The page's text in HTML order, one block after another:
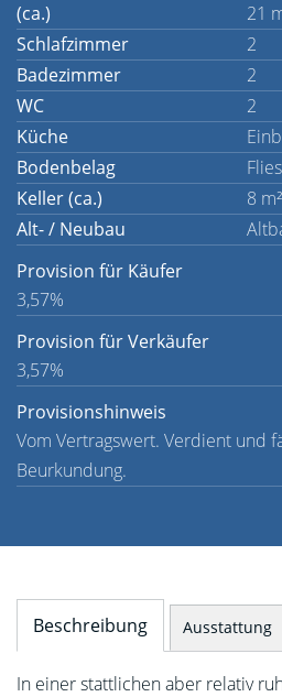
(ca.)
21
Schlafzimmer
2
Badezimmer
2
WC
2
Küche
Bodenbelag
Keller (ca.)
8 m²
Alt- / Neubau
Provision für Käufer
3,57%
Provision für Verkäufer
3,57%
Provisionshinweis
Vom Vertragswert. Verdient und
Beurkundung.
Beschreibung Ausstattung
In einer stattlichen aber relativ